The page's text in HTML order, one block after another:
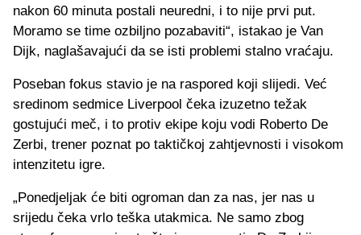
nakon 60 minuta postali neuredni, i to nije prvi put.
Moramo se time ozbiljno pozabaviti“, istakao je Van
Dijk, naglašavajući da se isti problemi stalno vraćaju.
Poseban fokus stavio je na raspored koji slijedi. Već
sredinom sedmice Liverpool čeka izuzetno težak
gostujući meč, i to protiv ekipe koju vodi Roberto De
Zerbi, trener poznat po taktičkoj zahtjevnosti i visokom
intenzitetu igre.
„Ponedjeljak će biti ogroman dan za nas, jer nas u
srijedu čeka vrlo teška utakmica. Ne samo zbog